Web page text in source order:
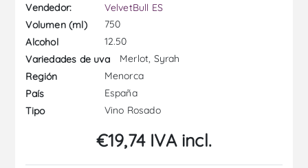
Vendedor:
VelvetBull ES
Volumen (ml)
750
Alcohol
12.50
Variedades de uva
Merlot, Syrah
Región
Menorca
País
España
Tipo
Vino Rosado
€19,74 IVA incl.